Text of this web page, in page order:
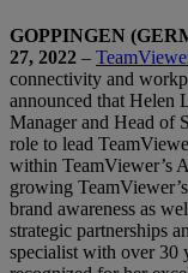
GOPPINGEN
27, 2022 –
connectivity and
announced that Helen
Manager and Head of
role to lead
within TeamViewer’s
growing
brand awareness as
strategic partnerships
specialist with over 30